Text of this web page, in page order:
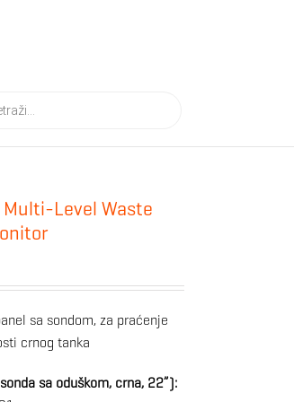
Multi-Level Waste
sa sondom, za praćenje
crnog tanka
sa oduškom, crna, 22”):